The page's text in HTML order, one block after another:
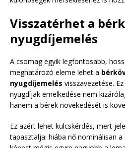
Visszatérhet a
nyugdíjemelés
A csomag egyik legfontosabb,
meghatározó eleme lehet a
nyugdíjemelés visszavezetése.
nyugdíjak emelkedése nem
hanem a bérek növekedését is
Ez azért lehet kulcskérdés, mert
tapasztalja: hiába nő nominálisan